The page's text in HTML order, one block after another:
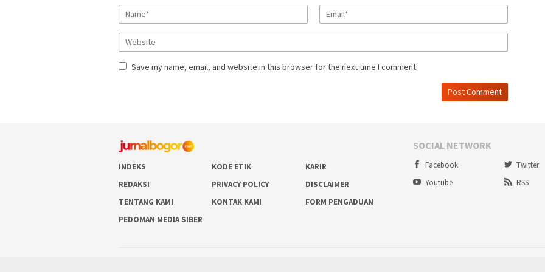
Save my name, email, and website in this browser for the next time I comment.
INDEKS KODE ETIK
KARIR
REDAKSI
PRIVACY POLICY
DISCLAIMER
TENTANG KAMI
KONTAK KAMI
FORM PENGADUAN
PEDOMAN MEDIA SIBER
SOCIAL NETWORK
Facebook Twitter
Youtube
RSS